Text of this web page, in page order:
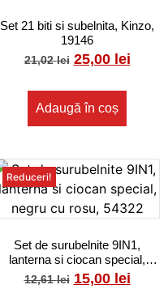
Set 21 biti si subelnita, Kinzo,
19146
21,02lei 25,00 lei
Adaugă în coș
Reduceri!
Set de surubelnite 9IN1,
lanterna si ciocan special,
negru cu rosu, 54322
12,61lei 15,00 lei